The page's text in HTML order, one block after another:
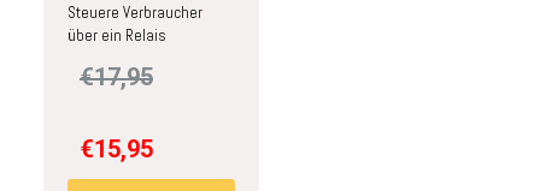
Steuere Verbraucher
über ein Relais
€17,95
€15,95